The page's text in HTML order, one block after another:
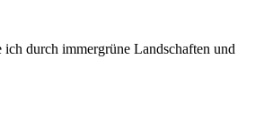
durch immergrüne Landschaften und